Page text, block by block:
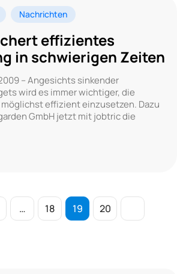
Nachrichten
effizientes
in schwierigen Zeiten
– Angesichts sinkender
wird es immer wichtiger, die
effizient einzusetzen. Dazu
GmbH jetzt mit jobtric die
… 18 19 20